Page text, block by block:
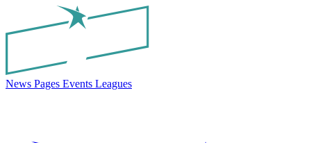
News Pages Events Leagues